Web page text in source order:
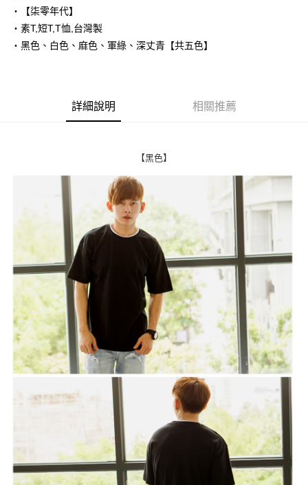
悠遊付
Google Pay
AFTEE先享後付是「在收到商品之後才付款」的支付方式。 讓您購物簡單
３．安心：先確認商品／服務後，再付款。
【「AFTEE先享後付」結帳流程】
１．於結帳方式選擇「AFTEE先享後付」後，將跳轉至「AFTEE先享後付」
結帳頁面，進行簡訊認證並確認金額後，即可完成結帳。
２．訂單成立數日內，您將收到繳費通知簡訊。
３．收到繳費通知簡訊後14天內，點擊此簡訊中的連結，可透過四大超商／
ATM／網路銀行／等多元方式進行付款，方視為交易完成。
※ 請注意：結帳手續完成當下不需立刻繳費，但若您需要取消訂單，請聯絡
購買商品的店家。未經商家同意取消之訂單仍視為有效，需透過AFTEE先享
後付繳納相關費用。
※ 交易是否成功請以「AFTEE先享後付 」之結帳頁面顯示為準，若有關於
是否繳費成功／繳費後需取消欲退款等相關疑問，請聯繫「AFTEE先享後付
客戶支援中心」
https://netprotections.freshdesk.com/support/home
【注意事項】
１．透過由恩沛科技股份有限公司提供之「AFTEE先享後付」服務完成之交
易，需依本服務之必要範圍內提供個人資料，並將交易相關給付款項請求債
權轉讓予恩沛科技股份有限公司。
２．關於個人資料處理事宜，請瀏覽以下網址：
https://aftee.tw/terms/#terms3
３．未成年的使用者請事先徵得法定代理人或監護人之同意方可使用
「AFTEE先享後付」，若未經同意申辦者引起之損失，本公司不負相關責
４．使用「AFTEE先享後付」時，將依據個別帳號之用戶狀況，依本公司即
時審查核予不同之上限額度；若仍有額度不足之情形，本公司將視審查結果
請求用戶進行身份認證。
每筆NT$80，滿NT$1,800(含以上)免運費
先付款後全家取貨
每筆NT$80，滿NT$1,800(含以上)免運費
7-11付款取貨
每筆NT$80，滿NT$1,800(含以上)免運費
先付款後7-11取貨
每筆NT$80，滿NT$1,800(含以上)免運費
宅配
每筆NT$120，滿NT$3,000(含以上)免運費
‧【柒零年代】
‧素T,短T,T恤,台灣製
‧黑色、白色、麻色、軍綠、深丈青【共五色】
詳細說明 相關推薦
【黑色】